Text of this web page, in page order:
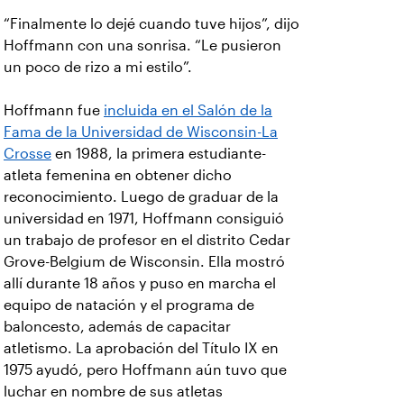
“Finalmente lo dejé cuando tuve hijos”, dijo
Hoffmann con una sonrisa. “Le pusieron
un poco de rizo a mi estilo”.
Hoffmann fue incluida en el Salón de la
Fama de la Universidad de Wisconsin-La
Crosse en 1988, la primera estudiante-
atleta femenina en obtener dicho
reconocimiento. Luego de graduar de la
universidad en 1971, Hoffmann consiguió
un trabajo de profesor en el distrito Cedar
Grove-Belgium de Wisconsin. Ella mostró
allí durante 18 años y puso en marcha el
equipo de natación y el programa de
baloncesto, además de capacitar
atletismo. La aprobación del Título IX en
1975 ayudó, pero Hoffmann aún tuvo que
luchar en nombre de sus atletas